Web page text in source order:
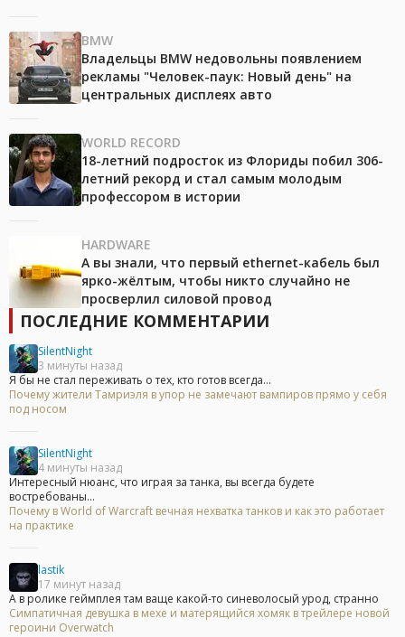
BMW
Владельцы BMW недовольны появлением
рекламы "Человек-паук: Новый день" на
центральных дисплеях авто
WORLD RECORD
18-летний подросток из Флориды побил 306-
летний рекорд и стал самым молодым
профессором в истории
HARDWARE
А вы знали, что первый ethernet-кабель был
ярко-жёлтым, чтобы никто случайно не
просверлил силовой провод
ПОСЛЕДНИЕ КОММЕНТАРИИ
SilentNight
3 минуты назад
Я бы не стал переживать о тех, кто готов всегда...
Почему жители Тамриэля в упор не замечают вампиров прямо у себя
под носом
SilentNight
4 минуты назад
Интересный нюанс, что играя за танка, вы всегда будете
востребованы...
Почему в World of Warcraft вечная нехватка танков и как это работает
на практике
lastik
17 минут назад
А в ролике геймплея там ваще какой-то синеволосый урод, странно
Симпатичная девушка в мехе и матерящийся хомяк в трейлере новой
героини Overwatch